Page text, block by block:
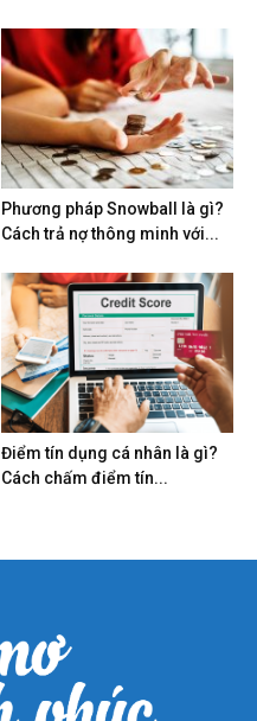
Phương pháp Snowball là gì?
Cách trả nợ thông minh với...
Điểm tín dụng cá nhân là gì?
Cách chấm điểm tín...